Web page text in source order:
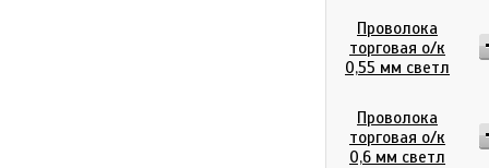
Проволока
торговая о/к
0,55 мм светл
Проволока
торговая о/к
0,6 мм светл